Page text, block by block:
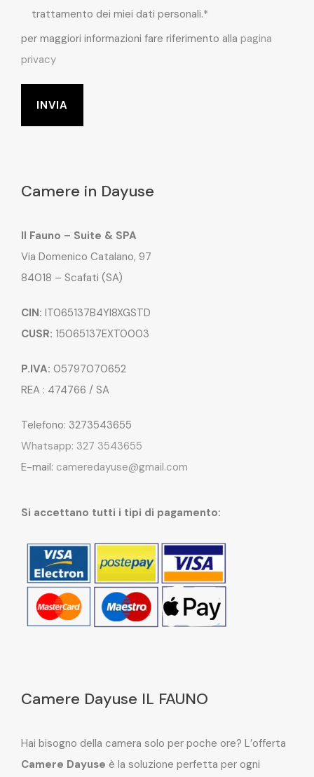
trattamento dei miei dati personali.*
per maggiori informazioni fare riferimento alla pagina
privacy
Camere in Dayuse
Il Fauno – Suite & SPA
Via Domenico Catalano, 97
84018 – Scafati (SA)
CIN: IT065137B4YI8XGSTD
CUSR: 15065137EXT0003
P.IVA: 05797070652
REA : 474766 / SA
Telefono: 3273543655
Whatsapp: 327 3543655
E-mail: cameredayuse@gmail.com
Si accettano tutti i tipi di pagamento:
Camere Dayuse IL FAUNO
Hai bisogno della camera solo per poche ore? L’offerta
Camere Dayuse è la soluzione perfetta per ogni